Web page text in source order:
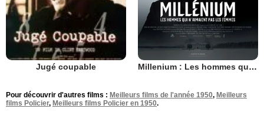
Jugé coupable Millenium : Les hommes qui n’aimaient pas les femmes
Pour découvrir d'autres films : Meilleurs films de l'année 1950, Meilleurs
films Policier, Meilleurs films Policier en 1950.